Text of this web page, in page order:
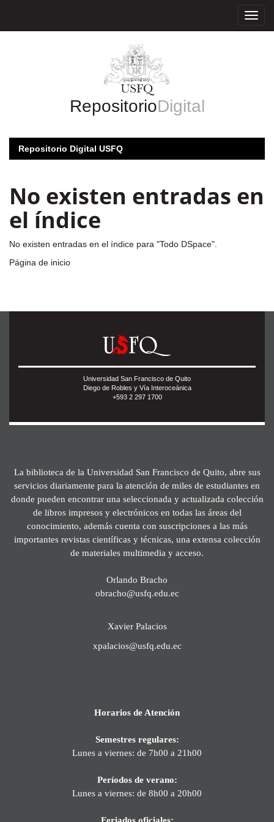
RepositorioDigital
Repositorio Digital USFQ
No existen entradas en
el índice
No existen entradas en el índice para "Todo DSpace".
Página de inicio
Universidad San Francisco de Quito
Diego de Robles y Vía Interoceánica
+593 2 297 1700
La biblioteca de la Universidad San Francisco de Quito, abre sus
servicios diariamente para la atención de miles de estudiantes en
donde pueden encontrar una seleccionada y actualizada colección
de libros impresos y electrónicos en todas las áreas del
conocimiento, además cuenta con suscripciones a las más
importantes revistas científicas y técnicas, una extensa colección
de materiales multimedia y acceso.
Orlando Bracho
obracho@usfq.edu.ec
Xavier Palacios
xpalacios@usfq.edu.ec
Horarios de Atención
Semestres regulares:
Lunes a viernes: de 7h00 a 21h00
Períodos de verano:
Lunes a viernes: de 8h00 a 20h00
Feriados oficiales: